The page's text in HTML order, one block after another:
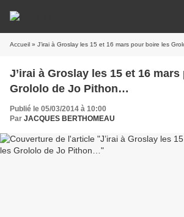
Accueil » J’irai à Groslay les 15 et 16 mars pour boire les
J’irai à Groslay les 15 et 16
Grololo de Jo Pithon…
Publié le 05/03/2014 à 10:00
Par JACQUES BERTHOMEAU